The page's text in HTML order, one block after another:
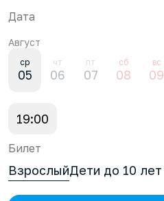
Дата
Август
ср
05
чт
06
пт
07
сб
08
вс
09
19:00
Билет
ВзрослыйДети до 10 лет